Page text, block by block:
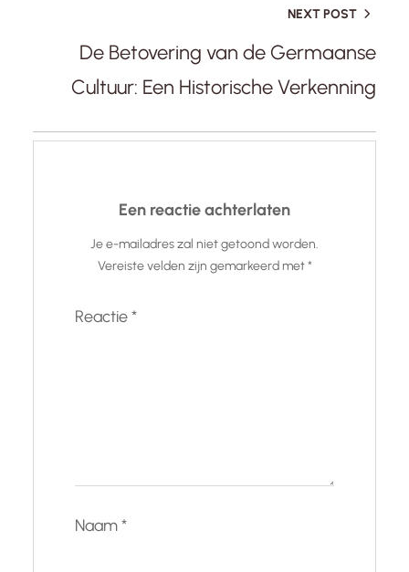
NEXT POST
De Betovering van de Germaanse
Cultuur: Een Historische Verkenning
Een reactie achterlaten
Je e-mailadres zal niet getoond worden.
Vereiste velden zijn gemarkeerd met*
Reactie*
Naam*